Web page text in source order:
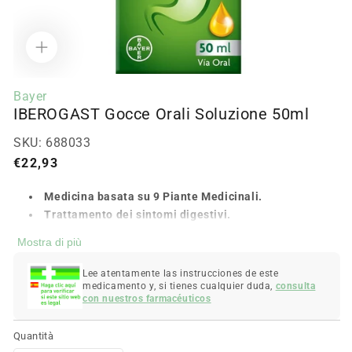
media
1
in
Bayer
IBEROGAST Gocce Orali Soluzione 50ml
SKU: 688033
Prezzo
€22,93
Medicina basata su 9 Piante Medicinali.
Trattamento dei sintomi digestivi.
Normalizza l'attività dei muscoli dello stomaco.
Calma gli spasmi/coliche.
Riduce il dolore addominale associato
all'infiammazione.
Riduce gonfiore e gas.
Riduce l'acidità di stomaco.
Mostra di più
Lee atentamente las instrucciones de este
medicamento y, si tienes cualquier duda, consulta
con nuestros farmacéuticos
Quantità